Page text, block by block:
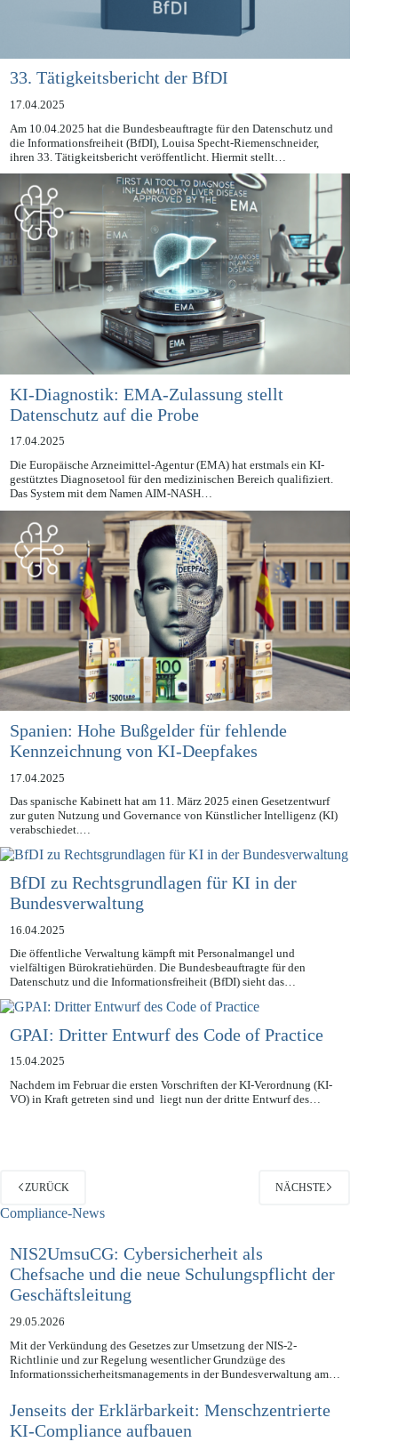
33. Tätigkeitsbericht der BfDI
17.04.2025
Am 10.04.2025 hat die Bundesbeauftragte für den Datenschutz und
die Informationsfreiheit (BfDI), Louisa Specht-Riemenschneider,
ihren 33. Tätigkeitsbericht veröffentlicht. Hiermit stellt…
KI-Diagnostik: EMA-Zulassung stellt
Datenschutz auf die Probe
17.04.2025
Die Europäische Arzneimittel-Agentur (EMA) hat erstmals ein KI-
gestütztes Diagnosetool für den medizinischen Bereich qualifiziert.
Das System mit dem Namen AIM-NASH…
Spanien: Hohe Bußgelder für fehlende
Kennzeichnung von KI-Deepfakes
17.04.2025
Das spanische Kabinett hat am 11. März 2025 einen Gesetzentwurf
zur guten Nutzung und Governance von Künstlicher Intelligenz (KI)
verabschiedet.…
BfDI zu Rechtsgrundlagen für KI in der
Bundesverwaltung
16.04.2025
Die öffentliche Verwaltung kämpft mit Personalmangel und
vielfältigen Bürokratiehürden. Die Bundesbeauftragte für den
Datenschutz und die Informationsfreiheit (BfDI) sieht das…
GPAI: Dritter Entwurf des Code of Practice
15.04.2025
Nachdem im Februar die ersten Vorschriften der KI-Verordnung (KI-
ZURÜCK
NIS2UmsuCG: Cybersicherheit als
Chefsache und die neue Schulungspflicht der
Geschäftsleitung
29.05.2026
Mit der Verkündung des Gesetzes zur Umsetzung der NIS-2-
Richtlinie und zur Regelung wesentlicher Grundzüge des
Jenseits der Erklärbarkeit: Menschzentrierte